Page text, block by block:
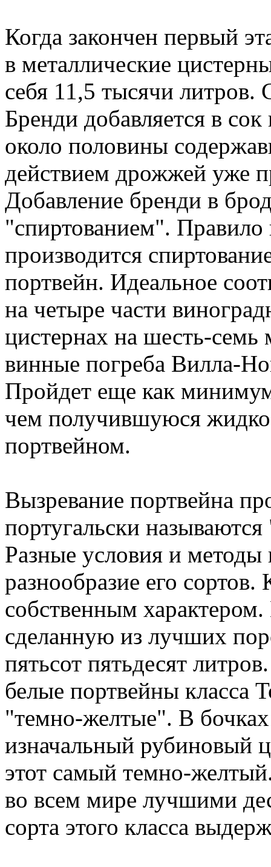
Когда закончен первый
в металлические
себя 11,5 тысячи литров.
Бренди добавляется в
около половины
действием дрожжей уже
Добавление бренди в
"спиртованием". Правило
производится
портвейн. Идеальное
на четыре части
цистернах на шесть-семь
винные погреба Вилла-
Пройдет еще как
чем получившуюся
портвейном.
Вызревание портвейна
португальски
Разные условия и
разнообразие его
собственным
сделанную из лучших
пятьсот пятьдесят
белые портвейны класса
"темно-желтые". В бочках
изначальный рубиновый
этот самый темно-
во всем мире лучшими
сорта этого класса